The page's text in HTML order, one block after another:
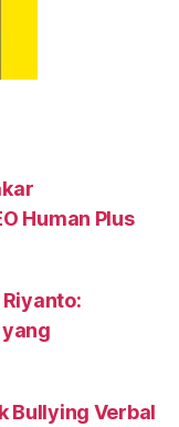
Human Plus
Bullying Verbal